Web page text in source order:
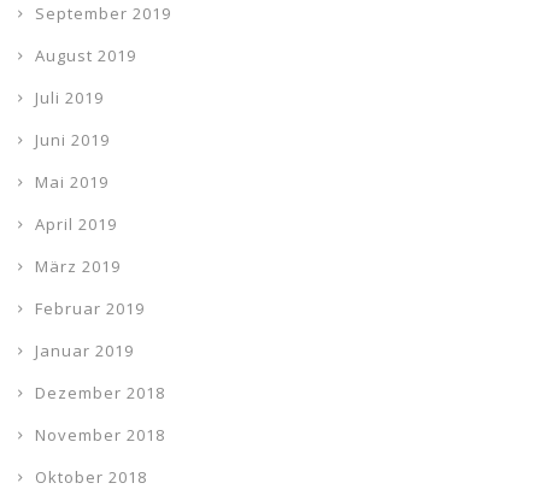
September 2019
August 2019
Juli 2019
Juni 2019
Mai 2019
April 2019
März 2019
Februar 2019
Januar 2019
Dezember 2018
November 2018
Oktober 2018